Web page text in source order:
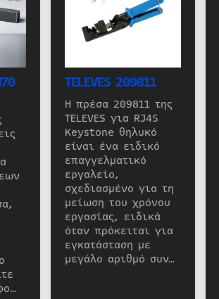
TELEVES 209811
Η πρέσα 209811 της
TELEVES για RJ45
Keystone θηλυκό
είναι ένα ειδικό
επαγγελματικό
εργαλείο,
σχεδιασμένο για τη
μείωση του χρόνου
εργασίας, ειδικά
όταν πρόκειται για
εγκατάσταση με
μεγάλο αριθμό συν…